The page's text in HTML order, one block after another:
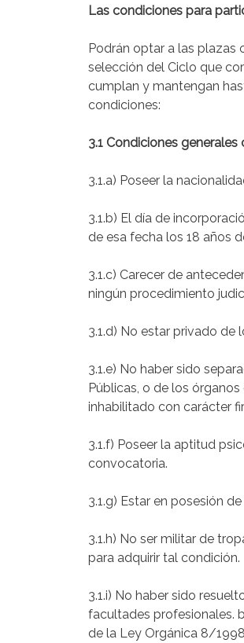
Las condiciones para
Podrán optar a las plazas
selección del Ciclo que
cumplan y mantengan
condiciones:
3.1 Condiciones generales
3.1.a) Poseer la
3.1.b) El día de
de esa fecha los 18 años
3.1.c) Carecer de
ningún procedimiento
3.1.d) No estar privado de
3.1.e) No haber sido
Públicas, o de los
inhabilitado con carácter
3.1.f) Poseer la aptitud
convocatoria.
3.1.g) Estar en posesión
3.1.h) No ser militar de
para adquirir tal condición.
3.1.i) No haber sido
facultades profesionales.
de la Ley Orgánica 8/